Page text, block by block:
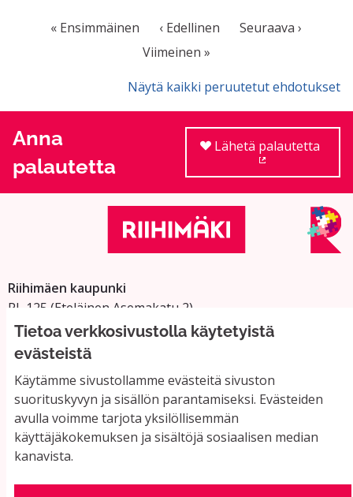
Tietoa verkkosivustolla käytetyistä
evästeistä
Käytämme sivustollamme evästeitä sivuston
suorituskyvyn ja sisällön parantamiseksi. Evästeiden
avulla voimme tarjota yksilöllisemmän
käyttäjäkokemuksen ja sisältöjä sosiaalisen median
kanavista.
« Ensimmäinen ‹ Edellinen
Seuraava ›
Viimeinen »
Näytä kaikki peruutetut ehdotukset
Anna
palautetta
Lähetä palautetta
Riihimäen kaupunki
PL 125 (Eteläinen Asemakatu 2)
11101 Riihimäki
Vaihde: 019 758 4000
Sähköpostiosoitteet:
etunimi.sukunimi@riihimaki.fi
Yhteystiedot ja usein kysyttyä
Käyttöehdot